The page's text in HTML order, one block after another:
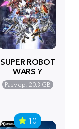
SUPER ROBOT
WARS Y
Размер: 20.3 GB
10